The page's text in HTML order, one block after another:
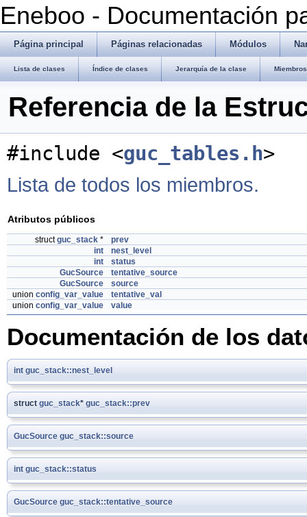
Eneboo - Documentación
Página principal Páginas relacionadas Módulos
Lista de clases Índice de clases Jerarquía de la clase
Referencia de la
#include <guc_tables.h>
Lista de todos los miembros.
Atributos públicos
structguc_stack *
prev
int
nest_level
int
status
GucSource
tentative_source
GucSource
source
union config_var_value
tentative_val
union config_var_value value
Documentación de los
int guc_stack::nest_level
struct guc_stack* guc_stack::prev
GucSource guc_stack::source
int guc_stack::status
GucSource guc_stack::tentative_source